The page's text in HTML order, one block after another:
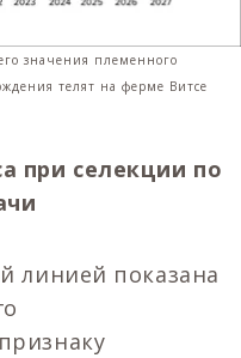
значения племенного
телят на ферме Витсе
при селекции по
линией показана